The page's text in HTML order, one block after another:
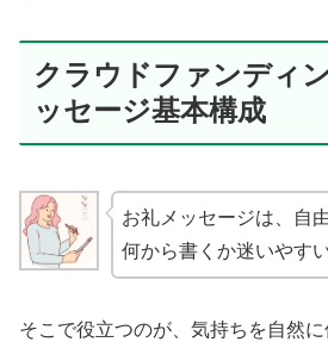
クラウドファンディ
ッセージ基本構成
お礼メッセージは、自
何から書くか迷いやす
そこで役立つのが、気持ちを自然